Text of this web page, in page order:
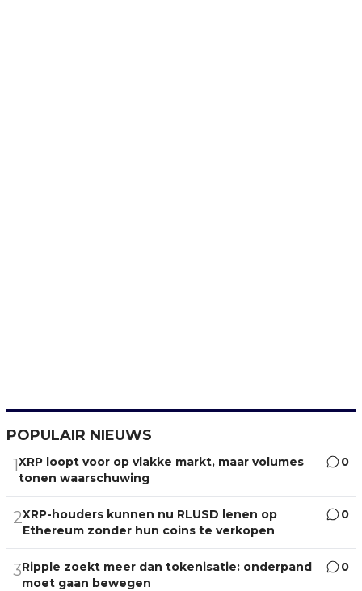
POPULAIR NIEUWS
1XRP loopt voor op vlakke markt, maar volumes
tonen waarschuwing
0
2XRP-houders kunnen nu RLUSD lenen op
Ethereum zonder hun coins te verkopen
0
3Ripple zoekt meer dan tokenisatie: onderpand
moet gaan bewegen
0